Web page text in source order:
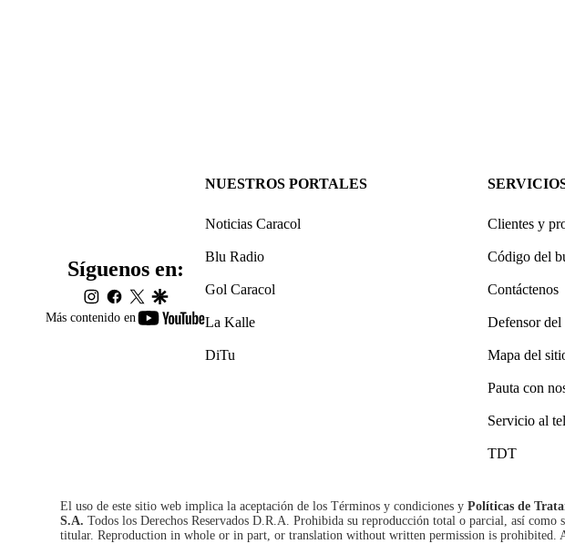
Más contenido en
youtube-
Síguenos en:
instagram
facebook
twittergoogle
NUESTROS PORTALES
Noticias Caracol
Blu Radio
Gol Caracol
La Kalle
DiTu
Clientes y
Código del
Contáctenos
Defensor del
Mapa del
Pauta con
Servicio al
TDT
El uso de este sitio web implica la aceptación de los Términos y condiciones y Políticas de
S.A. Todos los Derechos Reservados D.R.A. Prohibida su reproducción total o parcial, así
titular. Reproduction in whole or in part, or translation without written permission is prohibited.